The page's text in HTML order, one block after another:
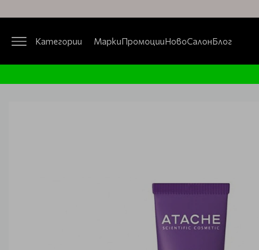
Категории МаркиПромоцииНовоСалонБлог